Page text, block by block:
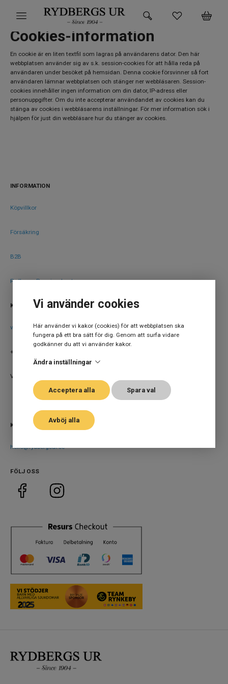
Vi använder cookies
Här använder vi kakor (cookies) för att webbplatsen ska
fungera på ett bra sätt för dig. Genom att surfa vidare
godkänner du att vi använder kakor.
Ändra inställningar
Acceptera alla Spara val
Avböj alla
KLOCKOR
VARUMÄRKEN
SUPER DEALS!
Cookies-information
En cookie är en liten textfil som lagras på användarens dator. Den här
webbplatsen använder sig av s.k. session-cookies för att hålla reda på
användaren under besöket på hemsidan. Denna cookie försvinner så fort
användaren lämnar webbplatsen och stänger ner webbläsaren. Session-
cookies innehåller ingen information om din dator, IP-adress eller
personuppgifter. Om du inte accepterar användandet av cookies kan du
stänga av cookies i webbläsarens inställningar. För mer information sök i
hjälpen för just din webbläsare hur du stänger av cookies.
INFORMATION
Köpvillkor
Försäkring
B2B
Rydbergs Premiumkonto
KONTAKTA BUTIKEN
vala@klockmaster.com
+46 (0) 42 20 25 35
Väla Centrum 254 69 Ödåkra
KONTAKTA WEBBSHOPEN
hello@rydbergsur.se
FÖLJ OSS